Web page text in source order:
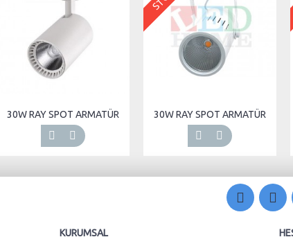
30W RAY SPOT ARMATÜR 30W RAY SPOT ARMATÜR
KURUMSAL